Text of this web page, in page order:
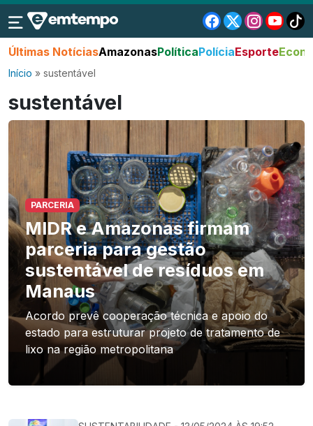
Últimas NotíciasAmazonasPolíticaPolíciaEsporte
Início » sustentável
sustentável
PARCERIA
MIDR e Amazonas firmam
parceria para gestão
sustentável de resíduos em
Manaus
Acordo prevê cooperação técnica e apoio do
estado para estruturar projeto de tratamento de
lixo na região metropolitana